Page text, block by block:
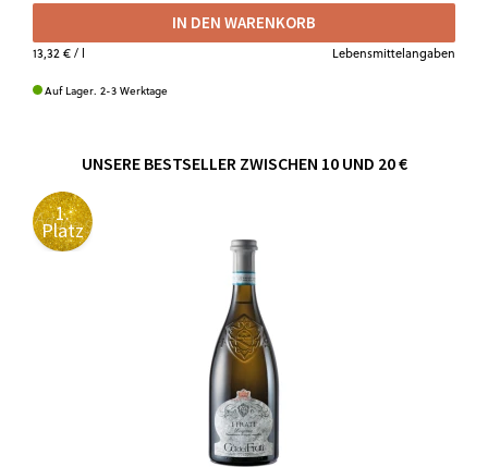
IN DEN WARENKORB
13,32 €/ l Lebensmittelangaben
Auf Lager. 2-3 Werktage
UNSERE BESTSELLER ZWISCHEN 10 UND 20 €
1.
Platz